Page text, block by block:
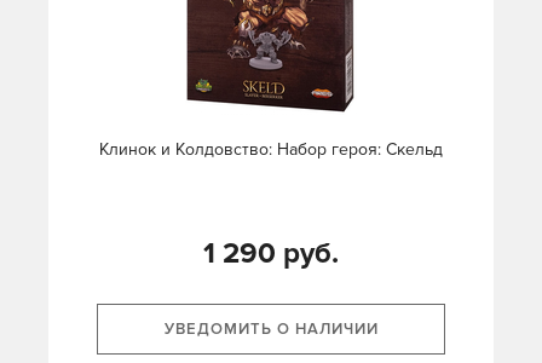
Клинок и Колдовство: Набор героя: Скельд
1 290 руб.
УВЕДОМИТЬ О НАЛИЧИИ